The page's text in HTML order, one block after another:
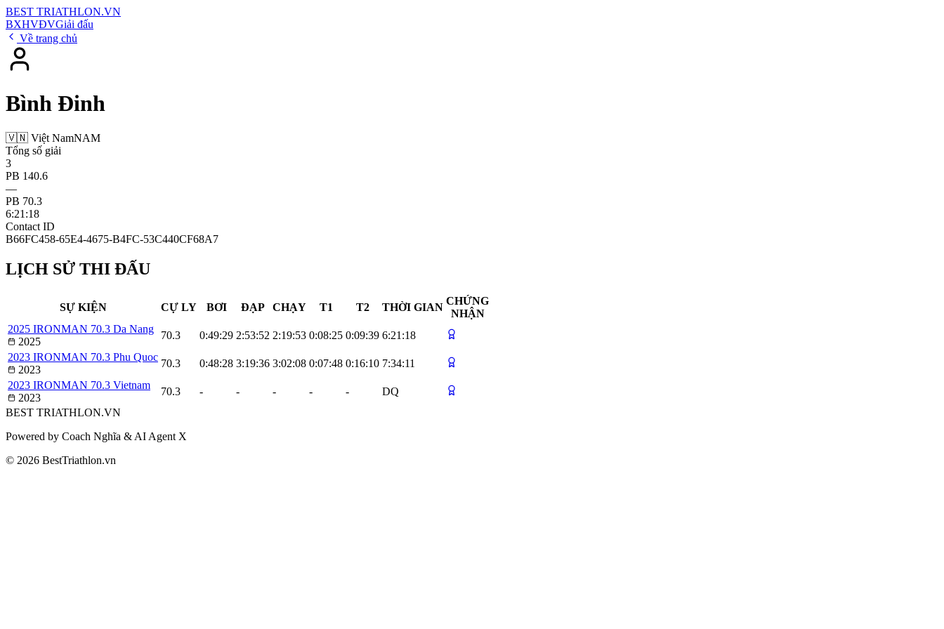
BEST TRIATHLON.VN
BXHVĐVGiải đấu
Về trang chủ
Bình Ðinh
🇻🇳 Việt NamNAM
Tổng số giải
3
PB 140.6
—
PB 70.3
6:21:18
Contact ID
B66FC458-65E4-4675-B4FC-53C440CF68A7
LỊCH SỬ THI ĐẤU
SỰ KIỆN CỰ LY BƠI ĐẠP CHẠY T1 T2 THỜI GIAN
CHỨNG
NHẬN
2025 IRONMAN 70.3 Da Nang
2025
70.3 0:49:29 2:53:52 2:19:53 0:08:25 0:09:39 6:21:18
2023 IRONMAN 70.3 Phu Quoc
2023
70.3 0:48:28 3:19:36 3:02:08 0:07:48 0:16:10 7:34:11
2023 IRONMAN 70.3 Vietnam
2023
70.3 - - - - -
DQ
BEST TRIATHLON.VN
Powered by Coach Nghĩa & AI Agent X
© 2026 BestTriathlon.vn